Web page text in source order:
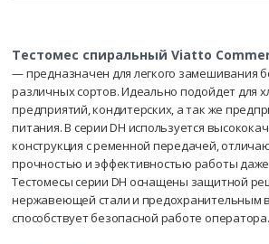
Тестомес спиральный Viatto
— предназначен для легкого замешивания
различных сортов. Идеально подойдет для
предприятий, кондитерских, а так же
питания. В серии DH используется
конструкция с ременной передачей,
прочностью и эффективностью работы даже
Тестомесы серии DH оснащены защитной
нержавеющей стали и предохранительным
способствует безопасной работе оператора.